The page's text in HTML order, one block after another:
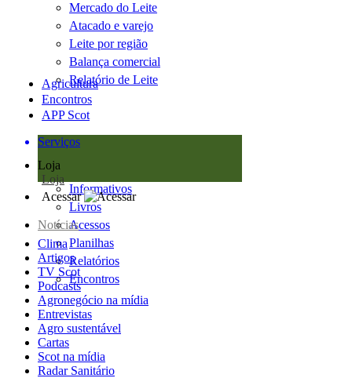
Mercado do Leite
Atacado e varejo
Leite por região
Balança comercial
Relatório de Leite
Agricultura
Encontros
APP Scot
Serviços
Loja
Loja
Informativos
Livros
Acessos
Planilhas
Relatórios
Encontros
Acessar
Notícias
Clima
Artigos
TV Scot
Podcasts
Agronegócio na mídia
Entrevistas
Agro sustentável
Cartas
Scot na mídia
Radar Sanitário